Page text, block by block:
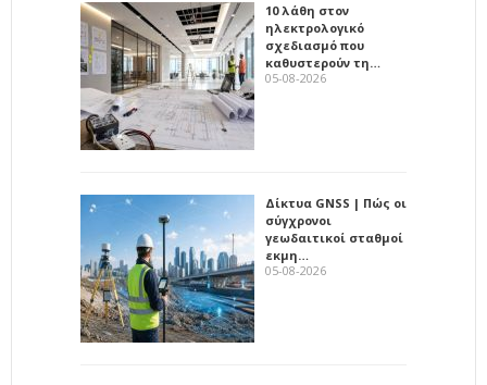
10 λάθη στον
ηλεκτρολογικό
σχεδιασμό που
καθυστερούν τη…
05-08-2026
Δίκτυα GNSS | Πώς οι
σύγχρονοι
γεωδαιτικοί σταθμοί
εκμη…
05-08-2026